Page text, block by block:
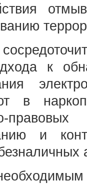
к
в
и